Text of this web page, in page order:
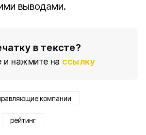
выводами.
в тексте?
и нажмите на ссылку
компании
рейтинг